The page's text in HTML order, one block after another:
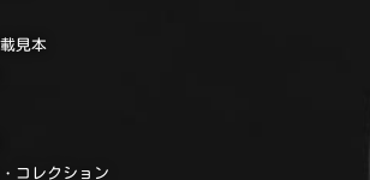
見本
コレクション